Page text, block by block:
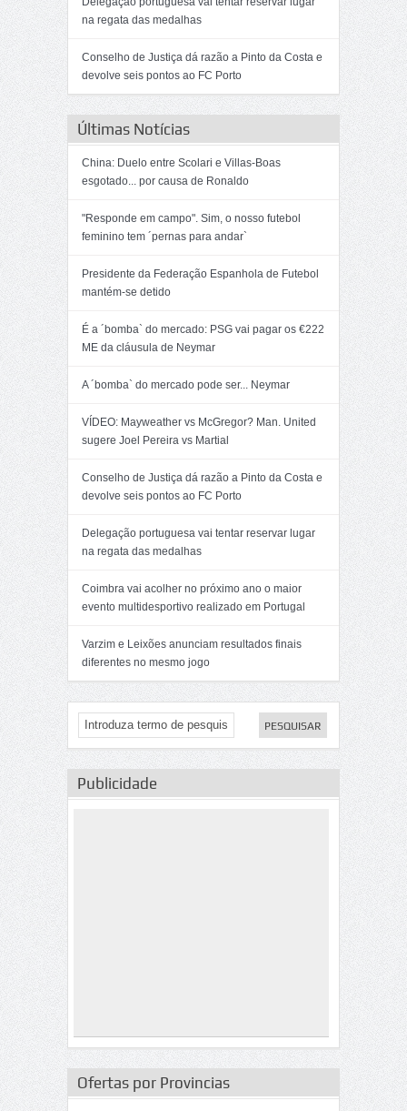
na regata das medalhas
Conselho de Justiça dá razão a Pinto da Costa e
devolve seis pontos ao FC Porto
Últimas Notícias
China: Duelo entre Scolari e Villas-Boas
esgotado... por causa de Ronaldo
"Responde em campo". Sim, o nosso futebol
feminino tem ´pernas para andar`
Presidente da Federação Espanhola de Futebol
mantém-se detido
É a ´bomba` do mercado: PSG vai pagar os €222
ME da cláusula de Neymar
A ´bomba` do mercado pode ser... Neymar
VÍDEO: Mayweather vs McGregor? Man. United
sugere Joel Pereira vs Martial
Conselho de Justiça dá razão a Pinto da Costa e
devolve seis pontos ao FC Porto
Delegação portuguesa vai tentar reservar lugar
na regata das medalhas
Coimbra vai acolher no próximo ano o maior
evento multidesportivo realizado em Portugal
Varzim e Leixões anunciam resultados finais
diferentes no mesmo jogo
Publicidade
Ofertas por Provincias